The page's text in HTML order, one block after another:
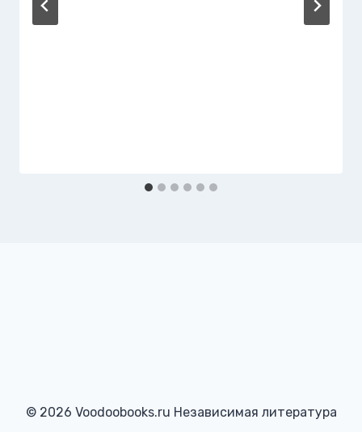
© 2026 Voodoobooks.ru Независимая литература